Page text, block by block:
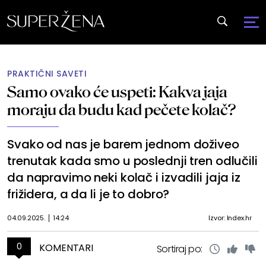
PRAKTIČNI SAVETI
Samo ovako će uspeti: Kakva jaja
moraju da budu kad pečete kolač?
Svako od nas je barem jednom doživeo
trenutak kada smo u poslednji tren odlučili
da napravimo neki kolač i izvadili jaja iz
frižidera, a da li je to dobro?
04.09.2025. 14:24 Izvor: Index.hr
0 KOMENTARI Sortiraj po: